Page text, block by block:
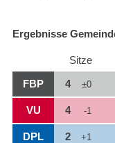
Ergebnisse
Sitze
FBP
4 ±0
VU 4 -1
DPL 2 +1